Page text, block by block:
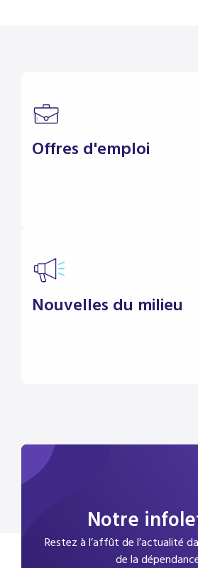
Offres d'emploi
Nouvelles du milieu
Notre
Restez à l’affût de l’actualité
de la